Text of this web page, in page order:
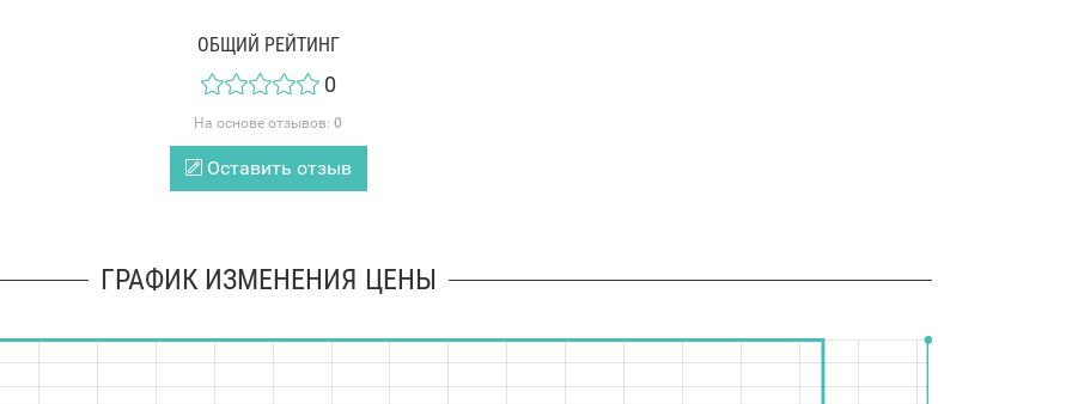
ОБЩИЙ РЕЙТИНГ
0
На основе отзывов: 0
Оставить отзыв
ГРАФИК ИЗМЕНЕНИЯ ЦЕНЫ